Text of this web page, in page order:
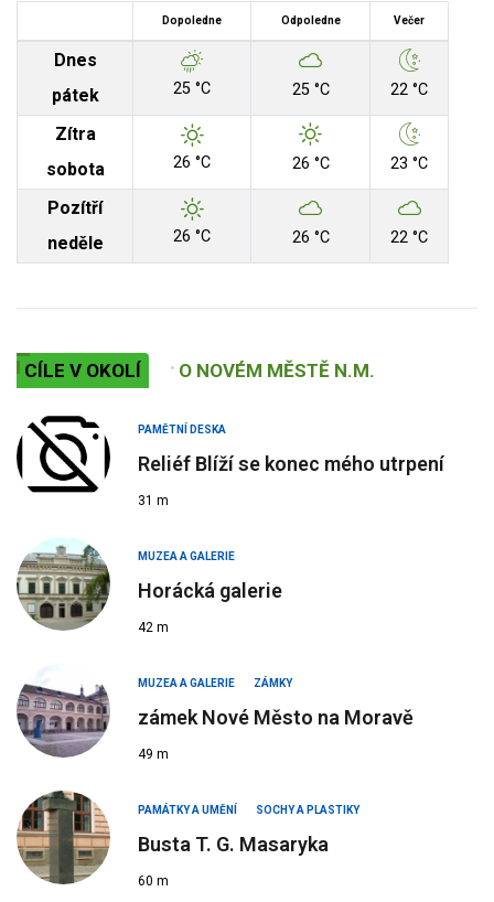
Dopoledne Odpoledne Večer
Dnes
pátek
25 °C 25 °C 22 °C
Zítra
sobota
26 °C 26 °C 23 °C
Pozítří
neděle
26 °C 26 °C 22 °C
CÍLE V OKOLÍ O NOVÉM MĚSTĚ N.M.
PAMĚTNÍ DESKA
Reliéf Blíží se konec mého utrpení
31 m
MUZEA A GALERIE
Horácká galerie
42 m
MUZEA A GALERIE ZÁMKY
zámek Nové Město na Moravě
49 m
PAMÁTKY A UMĚNÍ SOCHY A PLASTIKY
Busta T. G. Masaryka
60 m